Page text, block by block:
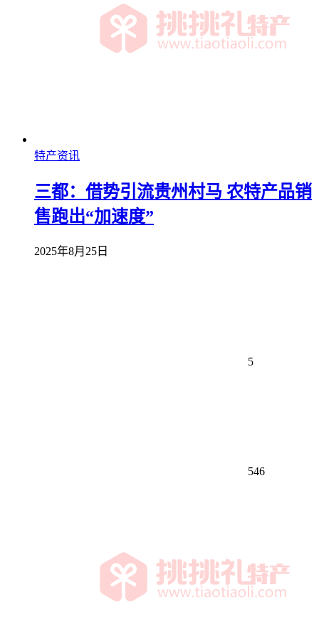
特产资讯
三都：借势引流贵州村马 农特产品销
售跑出“加速度”
2025年8月25日
5
546